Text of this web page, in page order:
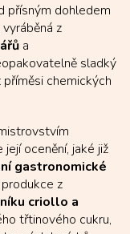
přísným dohledem
vyráběná z
a
sladký
chemických
její ocenění, jaké již
gastronomické
produkce z
criollo a
třtinového cukru,